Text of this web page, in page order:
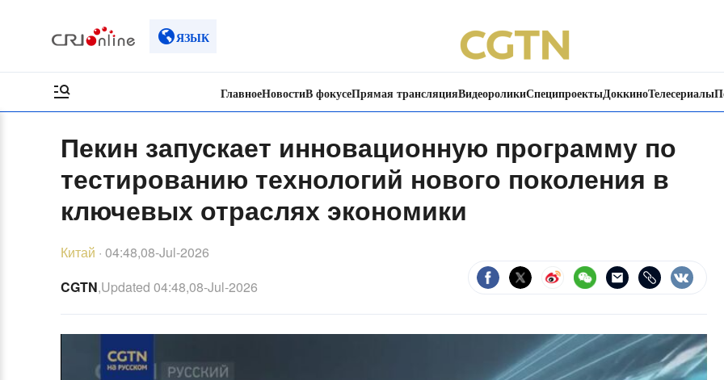
ЯЗЫК
ГлавноеНовостиВ фокусеПрямая трансляцияВидеороликиСпеципроектыДоккиноТелесериалы
Пекин запускает инновационную программу по
тестированию технологий нового поколения в
ключевых отраслях экономики
Китай · 04:48,08-Jul-2026
CGTN,Updated 04:48,08-Jul-2026